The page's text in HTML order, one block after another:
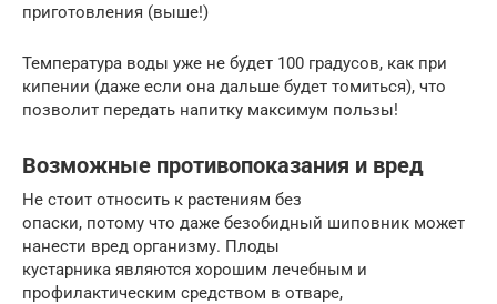
приготовления (выше!)
Температура воды уже не будет 100 градусов, как при
кипении (даже если она дальше будет томиться), что
позволит передать напитку максимум пользы!
Возможные противопоказания и вред
Не стоит относить к растениям без
опаски, потому что даже безобидный шиповник может
нанести вред организму. Плоды
кустарника являются хорошим лечебным и
профилактическим средством в отваре,